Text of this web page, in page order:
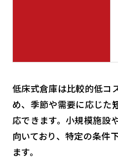
低床式倉庫は比較的低コ
め、季節や需要に応じた
応できます。小規模施設
向いており、特定の条件
ます。